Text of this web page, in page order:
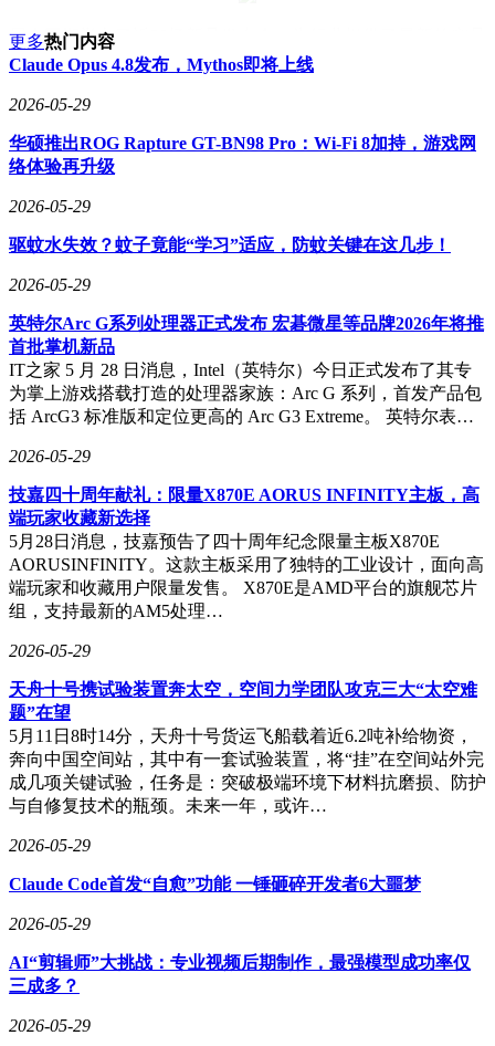
展会同期举办了近20场新品发布会，为行业提供了最新的产品
信息和技术趋势。组织方还安排了对接洽谈活动，吸引了来自
流。
据主办方介绍，本届展会展览面积超过5.5万平方米，参展企
业达800家，预计观展人次将突破15万。这些数据充分体现了
展会的认可。
从参展企业展示的新产品和技术可以看出，广饶轮胎产业正朝
着智能化、绿色化、高端化的方向发展。这种转型升级不仅提
力。
更多热门内容
Claude Opus 4.8发布，Mythos即将上线
2026-05-29
华硕推出ROG Rapture GT-BN98 Pro：Wi-Fi 8加持，游戏网
络体验再升级
2026-05-29
驱蚊水失效？蚊子竟能“学习”适应，防蚊关键在这几步！
2026-05-29
英特尔Arc G系列处理器正式发布 宏碁微星等品牌2026年将推
首批掌机新品
IT之家 5 月 28 日消息，Intel（英特尔）今日正式发布了其专
为掌上游戏搭载打造的处理器家族：Arc G 系列，首发产品包
括 ArcG3 标准版和定位更高的 Arc G3 Extreme。 英特尔表…
2026-05-29
技嘉四十周年献礼：限量X870E AORUS INFINITY主板，高
端玩家收藏新选择
5月28日消息，技嘉预告了四十周年纪念限量主板X870E
AORUSINFINITY。这款主板采用了独特的工业设计，面向高
端玩家和收藏用户限量发售。 X870E是AMD平台的旗舰芯片
组，支持最新的AM5处理…
2026-05-29
天舟十号携试验装置奔太空，空间力学团队攻克三大“太空难
题”在望
5月11日8时14分，天舟十号货运飞船载着近6.2吨补给物资，
奔向中国空间站，其中有一套试验装置，将“挂”在空间站外完
成几项关键试验，任务是：突破极端环境下材料抗磨损、防护
与自修复技术的瓶颈。未来一年，或许…
2026-05-29
Claude Code首发“自愈”功能 一锤砸碎开发者6大噩梦
2026-05-29
AI“剪辑师”大挑战：专业视频后期制作，最强模型成功率仅
三成多？
2026-05-29